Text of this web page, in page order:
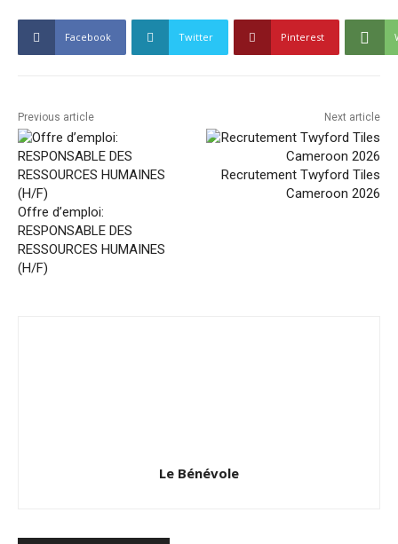
Facebook Twitter Pinterest
Previous article
Offre d’emploi:
RESPONSABLE DES
RESSOURCES HUMAINES
(H/F)
Next article
Recrutement Twyford Tiles
Cameroon 2026
Le Bénévole